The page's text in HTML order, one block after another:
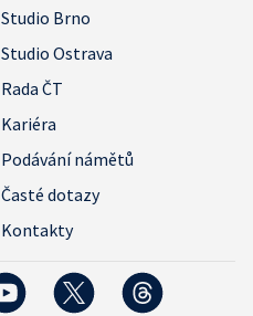
Studio Brno
Studio Ostrava
Rada ČT
Kariéra
Podávání námětů
Časté dotazy
Kontakty